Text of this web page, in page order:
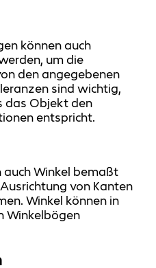
können auch
um die
den angegebenen
sind wichtig,
das Objekt den
entspricht.
auch Winkel bemaßt
von Kanten
Winkel können in
Winkelbögen